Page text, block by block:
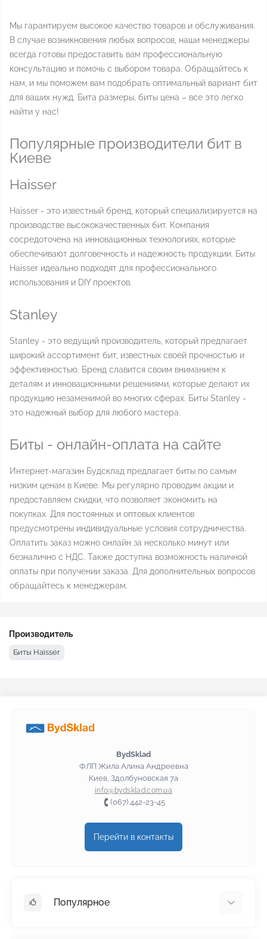
Мы гарантируем высокое качество товаров и обслуживания.
В случае возникновения любых вопросов, наши менеджеры
всегда готовы предоставить вам профессиональную
консультацию и помочь с выбором товара. Обращайтесь к
нам, и мы поможем вам подобрать оптимальный вариант бит
для ваших нужд. Бита размеры, биты цена – все это легко
найти у нас!
Популярные производители бит в
Киеве
Haisser
Haisser - это известный бренд, который специализируется на
производстве высококачественных бит. Компания
сосредоточена на инновационных технологиях, которые
обеспечивают долговечность и надежность продукции. Биты
Haisser идеально подходят для профессионального
использования и DIY проектов.
Stanley
Stanley - это ведущий производитель, который предлагает
широкий ассортимент бит, известных своей прочностью и
эффективностью. Бренд славится своим вниманием к
деталям и инновационными решениями, которые делают их
продукцию незаменимой во многих сферах. Биты Stanley -
это надежный выбор для любого мастера.
Биты - онлайн-оплата на сайте
Интернет-магазин Будсклад предлагает биты по самым
низким ценам в Киеве. Мы регулярно проводим акции и
предоставляем скидки, что позволяет экономить на
покупках. Для постоянных и оптовых клиентов
предусмотрены индивидуальные условия сотрудничества.
Оплатить заказ можно онлайн за несколько минут или
безналично с НДС. Также доступна возможность наличной
оплаты при получении заказа. Для дополнительных вопросов
обращайтесь к менеджерам.
Производитель
Биты Haisser
BydSklad
ФЛП Жила Алина Андреевна
Киев, Здолбуновская 7а
info@bydsklad.com.ua
(067) 442-23-45
Перейти в контакты
Популярное